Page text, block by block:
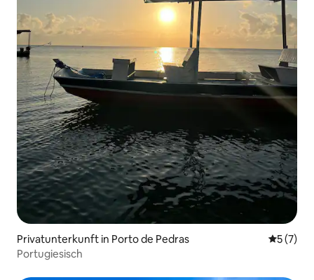
Privatunterkunft in Porto de Pedras
5 (7)
Portugiesisch